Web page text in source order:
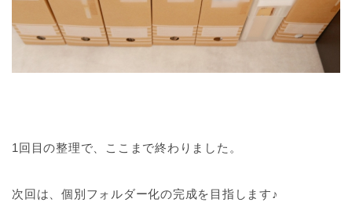
1回目の整理で、ここまで終わりました。
次回は、個別フォルダー化の完成を目指します♪